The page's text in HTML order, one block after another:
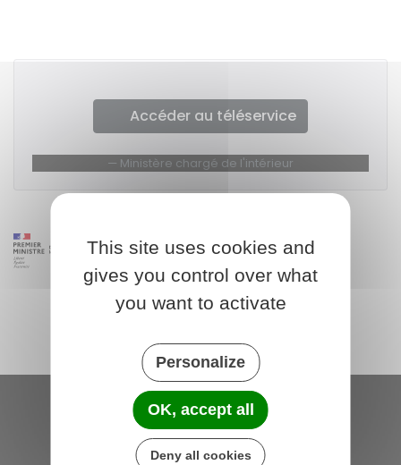
Accéder au téléservice
Ministère chargé de l'intérieur
Saint-Michel-de-Plélan
4 rue des Terre Neuvas
This site uses cookies and
gives you control over what
you want to activate
Personalize
OK, accept all
Deny all cookies